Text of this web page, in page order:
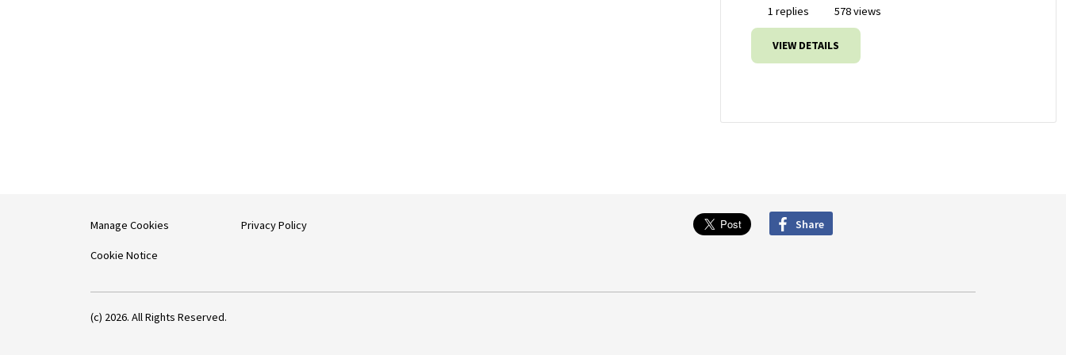
1 replies 578 views
VIEW DETAILS
Manage Cookies
Cookie Notice
Privacy Policy Share
(c) 2026. All Rights Reserved.